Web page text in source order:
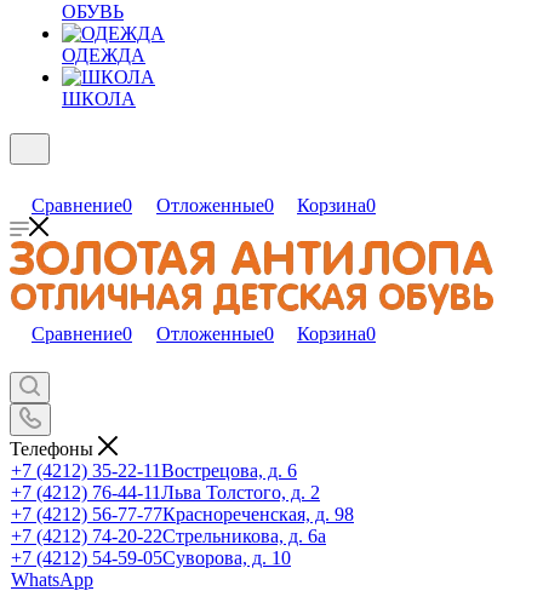
ОБУВЬ
ОДЕЖДА
ШКОЛА
Сравнение0 Отложенные0 Корзина0
Сравнение0 Отложенные0 Корзина0
Телефоны
+7 (4212) 35-22-11Вострецова, д. 6
+7 (4212) 76-44-11Льва Толстого, д. 2
+7 (4212) 56-77-77Краснореченская, д. 98
+7 (4212) 74-20-22Стрельникова, д. 6а
+7 (4212) 54-59-05Суворова, д. 10
WhatsApp